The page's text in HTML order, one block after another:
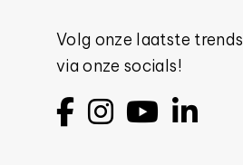
Volg onze laatste trends
via onze socials!